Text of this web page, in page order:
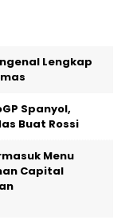
Lengkap
Spanyol,
Buat Rossi
Menu
Capital